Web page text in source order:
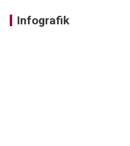
Infografik